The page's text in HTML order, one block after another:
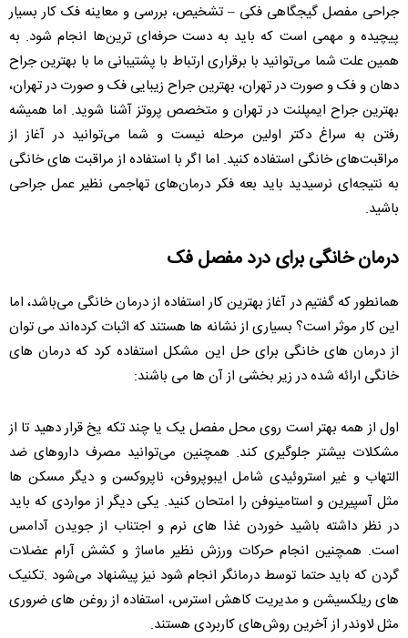
جراحی مفصل گیجگاهی فکی – تشخیص، بررسی و معاینه فک کار بسیار
پیچیده و مهمی است که باید به دست حرفه‌ای ترین‌ها انجام شود. به
همین علت شما می‌توانید با برقراری ارتباط با پشتیبانی ما با بهترین جراح
دهان و فک و صورت در تهران، بهترین جراح زیبایی فک و صورت در تهران،
بهترین جراح ایمپلنت در تهران و متخصص پروتز آشنا شوید. اما همیشه
رفتن به سراغ دکتر اولین مرحله نیست و شما می‌توانید در آغاز از
مراقبت‌های خانگی استفاده کنید. اما اگر با استفاده از مراقبت های خانگی
به نتیجه‌ای نرسیدید باید بعه فکر درمان‌های تهاجمی نظیر عمل جراحی
باشید.
درمان خانگی برای درد مفصل فک
همانطور که گفتیم در آغاز بهترین کار استفاده از درمان خانگی می‌باشد، اما
این کار موثر است؟ بسیاری از نشانه ها هستند که اثبات کرده‌اند می توان
از درمان های خانگی برای حل این مشکل استفاده کرد که درمان های
خانگی ارائه شده در زیر بخشی از آن ها می باشند:
اول از همه بهتر است روی محل مفصل یک یا چند تکه یخ قرار دهید تا از
مشکلات بیشتر جلوگیری کند. همچنین می‌توانید مصرف داروهای ضد
التهاب و غیر استروئیدی شامل ایبوپروفن، ناپروکسن و دیگر مسکن ها
مثل آسپیرین و استامینوفن را امتحان کنید. یکی دیگر از مواردی که باید
در نظر داشته باشید خوردن غذا های نرم و اجتناب از جویدن آدامس
است. همچنین انجام حرکات ورزش نظیر ماساژ و کشش آرام عضلات
گردن که باید حتما توسط درمانگر انجام شود نیز پیشنهاد می‌شود .تکنیک
های ریلکسیشن و مدیریت کاهش استرس، استفاده از روغن های ضروری
مثل لاوندر از آخرین روش‌های کاربردی هستند.